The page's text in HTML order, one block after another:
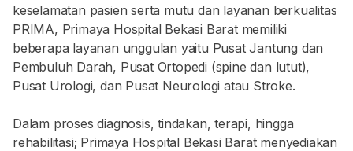
keselamatan pasien serta mutu dan layanan berkualitas
PRIMA, Primaya Hospital Bekasi Barat memiliki
beberapa layanan unggulan yaitu Pusat Jantung dan
Pembuluh Darah, Pusat Ortopedi (spine dan lutut),
Pusat Urologi, dan Pusat Neurologi atau Stroke.
Dalam proses diagnosis, tindakan, terapi, hingga
rehabilitasi; Primaya Hospital Bekasi Barat menyediakan